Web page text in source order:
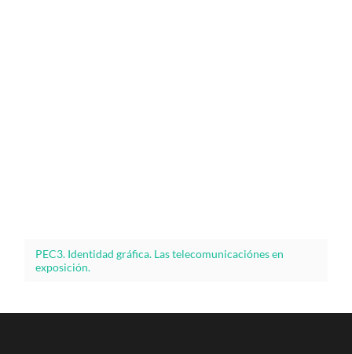
PEC3. Identidad gráfica. Las telecomunicaciónes en
exposición.